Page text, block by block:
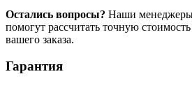
Остались вопросы? Наши менеджеры
помогут рассчитать точную
вашего заказа.
Гарантия